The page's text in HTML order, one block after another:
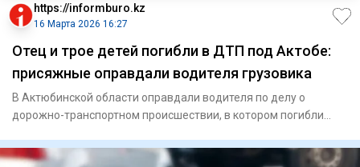
https://informburo.kz
16 Марта 2026 16:27
Отец и трое детей погибли в ДТП под Актобе:
присяжные оправдали водителя грузовика
В Актюбинской области оправдали водителя по делу о
дорожно-транспортном происшествии, в котором погибли